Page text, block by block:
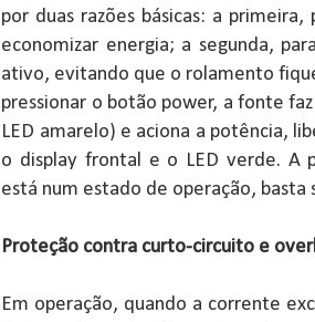
por duas razões básicas: a
economizar energia; a segunda,
ativo, evitando que o rolamento
pressionar o botão power, a fonte
LED amarelo) e aciona a potência,
o display frontal e o LED verde. A
está num estado de operação, basta
Proteção contra curto-circuito e
Em operação, quando a corrente